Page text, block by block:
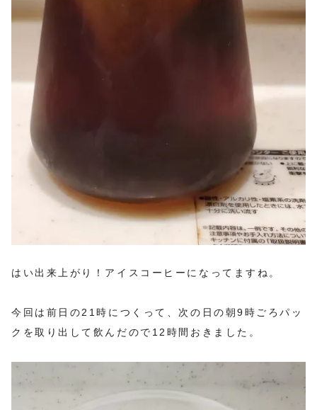
はい出来上がり！アイスコーヒーになってますね。
今回は前日の21時につくって、次の日の朝9時ごろパッ
クを取り出して飲んだので12時間おきました。